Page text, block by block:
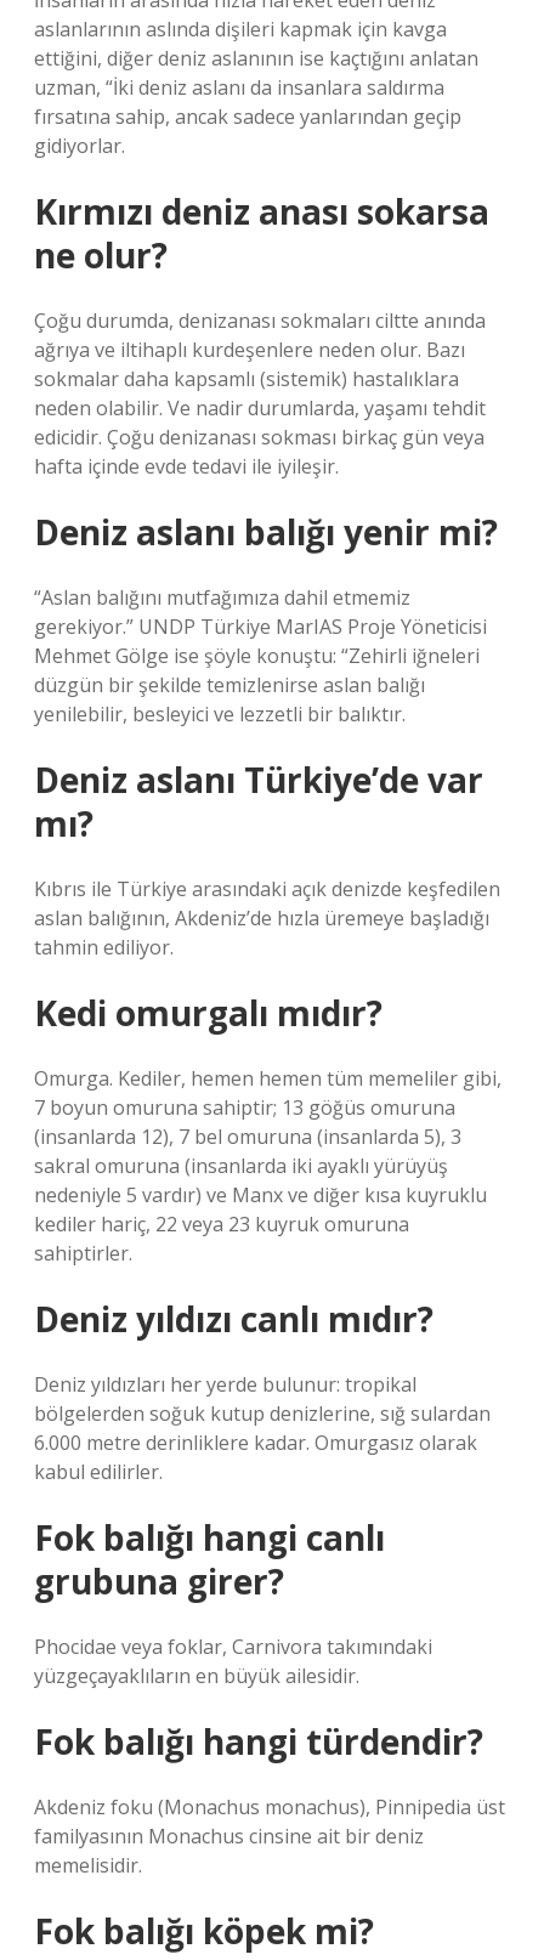
aslanlarının aslında dişileri kapmak için kavga
ettiğini, diğer deniz aslanının ise kaçtığını anlatan
uzman, “İki deniz aslanı da insanlara saldırma
fırsatına sahip, ancak sadece yanlarından geçip
gidiyorlar.
Kırmızı deniz anası sokarsa
ne olur?
Çoğu durumda, denizanası sokmaları ciltte anında
ağrıya ve iltihaplı kurdeşenlere neden olur. Bazı
sokmalar daha kapsamlı (sistemik) hastalıklara
neden olabilir. Ve nadir durumlarda, yaşamı tehdit
edicidir. Çoğu denizanası sokması birkaç gün veya
hafta içinde evde tedavi ile iyileşir.
Deniz aslanı balığı yenir mi?
“Aslan balığını mutfağımıza dahil etmemiz
gerekiyor.” UNDP Türkiye MarIAS Proje Yöneticisi
Mehmet Gölge ise şöyle konuştu: “Zehirli iğneleri
düzgün bir şekilde temizlenirse aslan balığı
yenilebilir, besleyici ve lezzetli bir balıktır.
Deniz aslanı Türkiye’de var
mı?
Kıbrıs ile Türkiye arasındaki açık denizde keşfedilen
aslan balığının, Akdeniz’de hızla üremeye başladığı
tahmin ediliyor.
Kedi omurgalı mıdır?
Omurga. Kediler, hemen hemen tüm memeliler gibi,
7 boyun omuruna sahiptir; 13 göğüs omuruna
(insanlarda 12), 7 bel omuruna (insanlarda 5), ​​3
sakral omuruna (insanlarda iki ayaklı yürüyüş
nedeniyle 5 vardır) ve Manx ve diğer kısa kuyruklu
kediler hariç, 22 veya 23 kuyruk omuruna
sahiptirler.
Deniz yıldızı canlı mıdır?
Deniz yıldızları her yerde bulunur: tropikal
bölgelerden soğuk kutup denizlerine, sığ sulardan
6.000 metre derinliklere kadar. Omurgasız olarak
kabul edilirler.
Fok balığı hangi canlı
grubuna girer?
Phocidae veya foklar, Carnivora takımındaki
yüzgeçayaklıların en büyük ailesidir.
Fok balığı hangi türdendir?
Akdeniz foku (Monachus monachus), Pinnipedia üst
familyasının Monachus cinsine ait bir deniz
memelisidir.
Fok balığı köpek mi?